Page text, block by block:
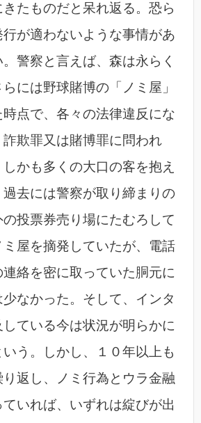
たものだと呆れ返る。恐ら
行が適わないような事情があ
警察と言えば、森は永らく
には野球賭博の「ノミ屋」
時点で、各々の法律違反にな
欺罪又は賭博罪に問われ
かも多くの大口の客を抱え
去には警察が取り締まりの
投票券売り場にたむろして
屋を摘発していたが、電話
絡を密に取っていた胴元に
なかった。そして、インタ
ている今は状況が明らかに
う。しかし、１０年以上も
返し、ノミ行為とウラ金融
いれば、いずれは綻びが出